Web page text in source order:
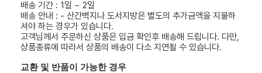
배송 기간 : 1일 ~ 2일
배송 안내 : - 산간벽지나 도서지방은 별도의 추가금액을 지불하
셔야 하는 경우가 있습니다.
고객님께서 주문하신 상품은 입금 확인후 배송해 드립니다. 다만,
상품종류에 따라서 상품의 배송이 다소 지연될 수 있습니다.
교환 및 반품이 가능한 경우